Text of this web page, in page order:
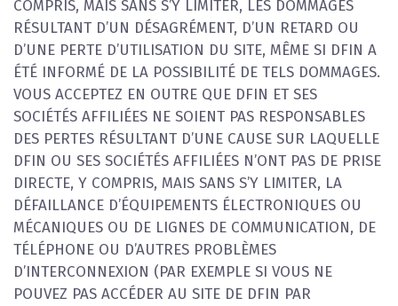
COMPRIS, MAIS SANS S’Y LIMITER, LES DOMMAGES
RÉSULTANT D’UN DÉSAGRÉMENT, D’UN RETARD OU
D’UNE PERTE D’UTILISATION DU SITE, MÊME SI DFIN A
ÉTÉ INFORMÉ DE LA POSSIBILITÉ DE TELS DOMMAGES.
VOUS ACCEPTEZ EN OUTRE QUE DFIN ET SES
SOCIÉTÉS AFFILIÉES NE SOIENT PAS RESPONSABLES
DES PERTES RÉSULTANT D’UNE CAUSE SUR LAQUELLE
DFIN OU SES SOCIÉTÉS AFFILIÉES N’ONT PAS DE PRISE
DIRECTE, Y COMPRIS, MAIS SANS S’Y LIMITER, LA
DÉFAILLANCE D’ÉQUIPEMENTS ÉLECTRONIQUES OU
MÉCANIQUES OU DE LIGNES DE COMMUNICATION, DE
TÉLÉPHONE OU D’AUTRES PROBLÈMES
D’INTERCONNEXION (PAR EXEMPLE SI VOUS NE
POUVEZ PAS ACCÉDER AU SITE DE DFIN PAR